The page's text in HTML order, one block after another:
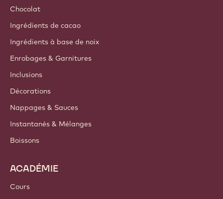
Chocolat
Ingrédients de cacao
Ingrédients à base de noix
Enrobages & Garnitures
Inclusions
Décorations
Nappages & Sauces
Instantanés & Mélanges
Boissons
ACADÉMIE
Cours